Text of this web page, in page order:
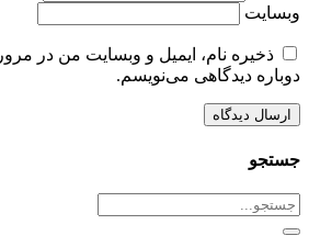
وبسایت
ذخیره نام، ایمیل و وبسایت من در
دوباره دیدگاهی می‌نویسم.
جستجو